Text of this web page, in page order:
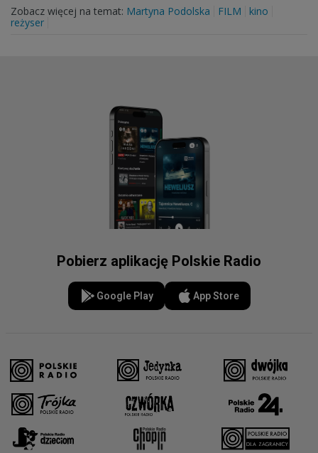
Zobacz więcej na temat: Martyna Podolska FILM
kino
reżyser
Pobierz aplikację Polskie Radio
Google Play App Store